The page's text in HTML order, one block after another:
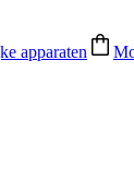
apparaten